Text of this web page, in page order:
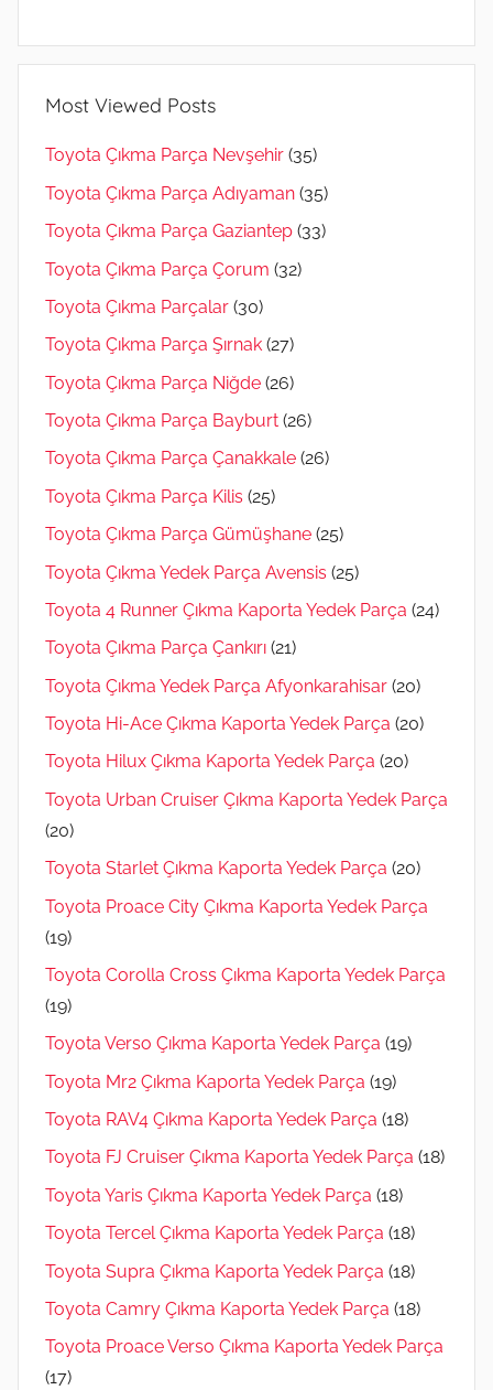
Most Viewed Posts
Toyota Çıkma Parça Nevşehir (35)
Toyota Çıkma Parça Adıyaman (35)
Toyota Çıkma Parça Gaziantep (33)
Toyota Çıkma Parça Çorum (32)
Toyota Çıkma Parçalar (30)
Toyota Çıkma Parça Şırnak (27)
Toyota Çıkma Parça Niğde (26)
Toyota Çıkma Parça Bayburt (26)
Toyota Çıkma Parça Çanakkale (26)
Toyota Çıkma Parça Kilis (25)
Toyota Çıkma Parça Gümüşhane (25)
Toyota Çıkma Yedek Parça Avensis (25)
Toyota 4 Runner Çıkma Kaporta Yedek Parça (24)
Toyota Çıkma Parça Çankırı (21)
Toyota Çıkma Yedek Parça Afyonkarahisar (20)
Toyota Hi-Ace Çıkma Kaporta Yedek Parça (20)
Toyota Hilux Çıkma Kaporta Yedek Parça (20)
Toyota Urban Cruiser Çıkma Kaporta Yedek Parça
(20)
Toyota Starlet Çıkma Kaporta Yedek Parça (20)
Toyota Proace City Çıkma Kaporta Yedek Parça
(19)
Toyota Corolla Cross Çıkma Kaporta Yedek Parça
(19)
Toyota Verso Çıkma Kaporta Yedek Parça (19)
Toyota Mr2 Çıkma Kaporta Yedek Parça (19)
Toyota RAV4 Çıkma Kaporta Yedek Parça (18)
Toyota FJ Cruiser Çıkma Kaporta Yedek Parça (18)
Toyota Yaris Çıkma Kaporta Yedek Parça (18)
Toyota Tercel Çıkma Kaporta Yedek Parça (18)
Toyota Supra Çıkma Kaporta Yedek Parça (18)
Toyota Camry Çıkma Kaporta Yedek Parça (18)
Toyota Proace Verso Çıkma Kaporta Yedek Parça
(17)